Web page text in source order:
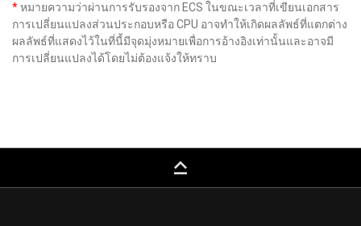
*หมายความว่าผ่านการรับรองจาก ECS ในขณะเวลาที่เขียนเอกสาร
การเปลี่ยนแปลงส่วนประกอบหรือ CPU อาจทำให้เกิดผลลัพธ์ที่แตกต่าง
ผลลัพธ์ที่แสดงไว้ในที่นี้มีจุดมุ่งหมายเพื่อการอ้างอิงเท่านั้นและอาจมี
การเปลี่ยนแปลงได้โดยไม่ต้องแจ้งให้ทราบ
keyboard_capslock